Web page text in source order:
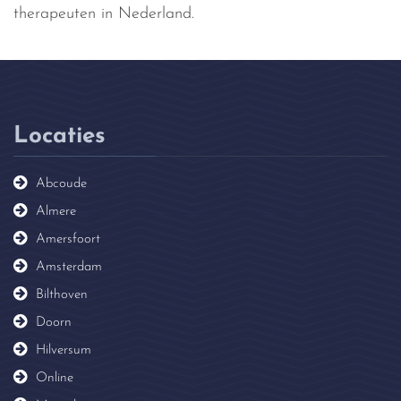
therapeuten in Nederland.
Locaties
Abcoude
Almere
Amersfoort
Amsterdam
Bilthoven
Doorn
Hilversum
Online